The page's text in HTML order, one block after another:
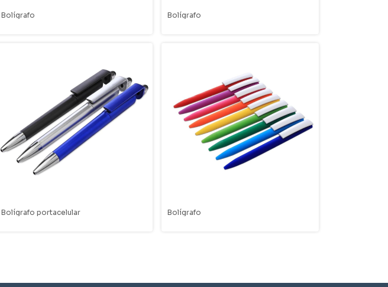
Bolígrafo Bolígrafo
Bolígrafo portacelular Bolígrafo